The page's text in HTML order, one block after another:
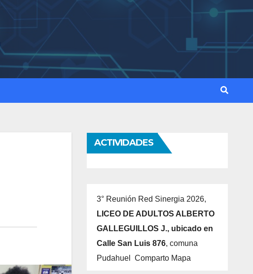
ACTIVIDADES
3° Reunión Red Sinergia 2026,
LICEO DE ADULTOS ALBERTO
GALLEGUILLOS J., ubicado en
Calle San Luis 876, comuna
Pudahuel Comparto Mapa